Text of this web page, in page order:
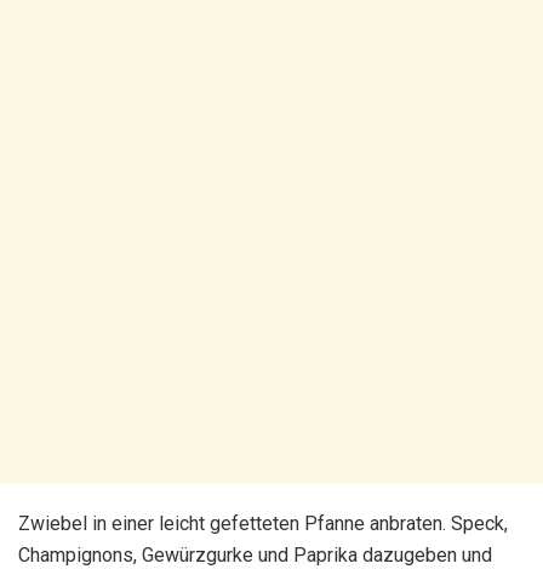
Zwiebel in einer leicht gefetteten Pfanne anbraten. Speck,
Champignons, Gewürzgurke und Paprika dazugeben und